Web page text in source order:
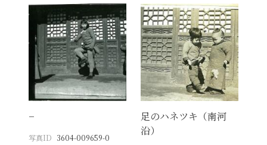
−
写真ID 3604-009659-0
足のハネツキ（南河
沿）